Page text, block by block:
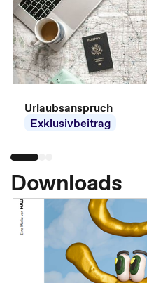
Urlaubsanspruch
Exklusivbeitrag
Downloads